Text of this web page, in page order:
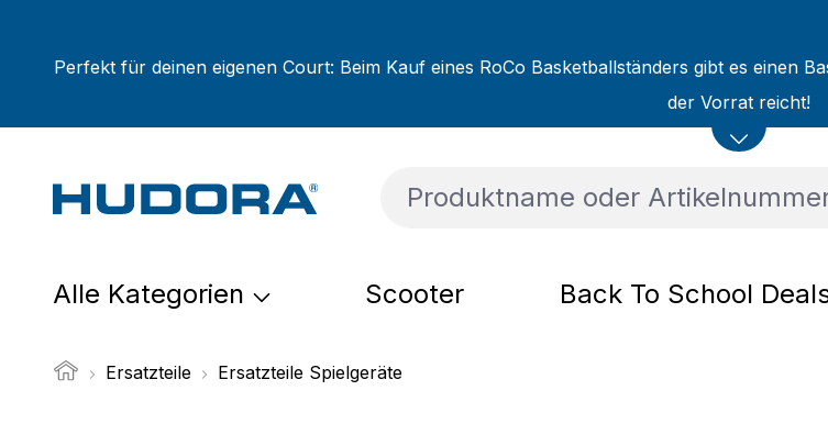
Perfekt für deinen eigenen Court: Beim Kauf eines RoCo Basketballständers gibt es einen
der Vorrat reicht!
Alle Kategorien Scooter Back To School
Ersatzteile Ersatzteile Spielgeräte